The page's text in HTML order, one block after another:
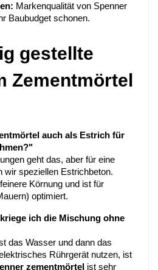
Markenqualität von Spenner
Baubudget schonen.
gestellte
Zementmörtel
auch als Estrich für
geht das, aber für eine
Körnung und ist für
optimiert.
ich die Mischung ohne
das Wasser und dann das
Rührgerät nutzen, ist
zementmörtel ist sehr